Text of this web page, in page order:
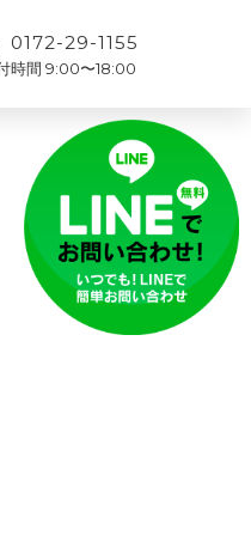
0172-29-1155
時間 9:00〜18:00